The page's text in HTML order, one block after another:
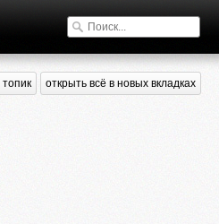
открыть всё в новых вкладках